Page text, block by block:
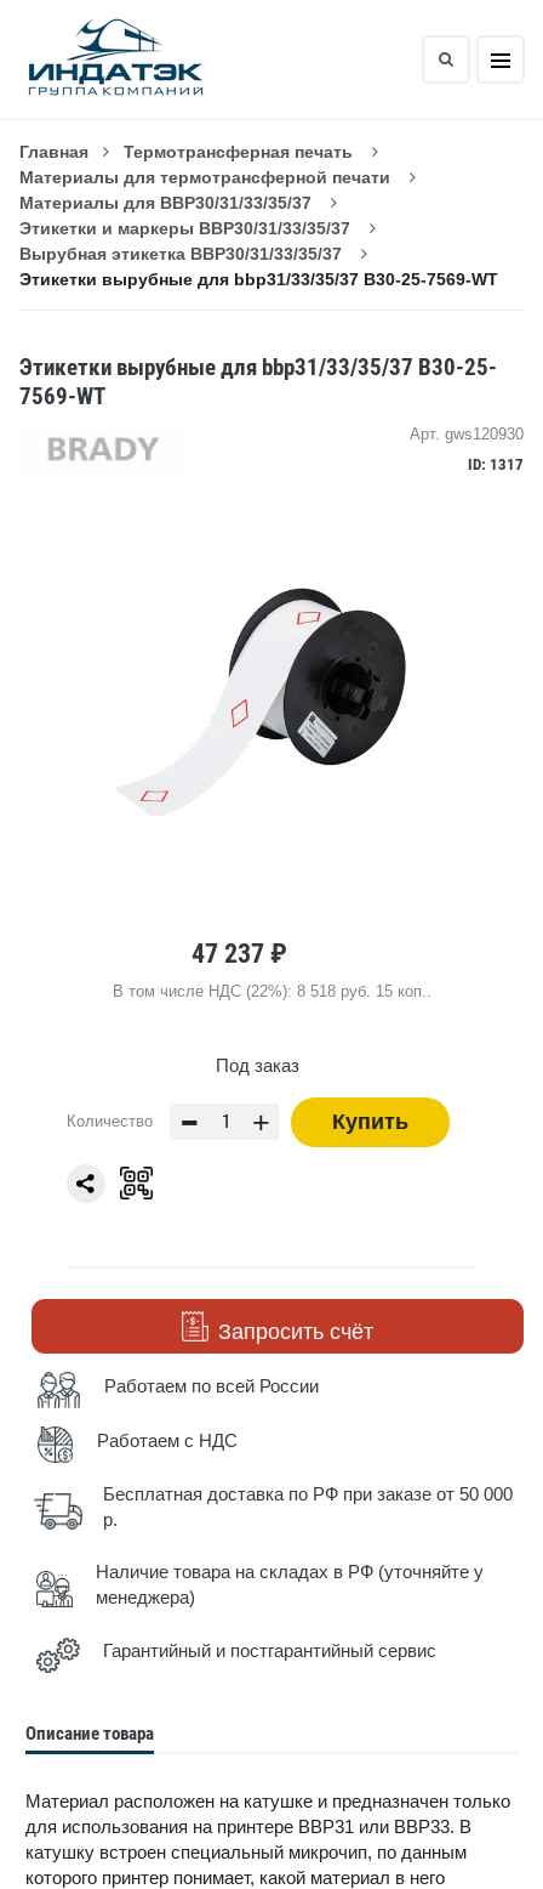
Главная
Термотрансферная печать
Материалы для термотрансферной печати
Материалы для BBP30/31/33/35/37
Этикетки и маркеры BBP30/31/33/35/37
Вырубная этикетка BBP30/31/33/35/37
Этикетки вырубные для bbp31/33/35/37 B30-25-7569-WT
Этикетки вырубные для bbp31/33/35/37 B30-25-
7569-WT
Арт. gws120930
ID: 1317
47 237 ₽
В том числе НДС (22%): 8 518 руб. 15 коп..
Под заказ
Количество - + Купить
Запросить счёт
Работаем по всей России
Работаем с НДС
Бесплатная доставка по РФ при заказе от 50 000
р.
Наличие товара на складах в РФ (уточняйте у
менеджера)
Гарантийный и постгарантийный сервис
Описание товара
Материал расположен на катушке и предназначен только
для использования на принтере BBP31 или BBP33. В
катушку встроен специальный микрочип, по данным
которого принтер понимает, какой материал в него